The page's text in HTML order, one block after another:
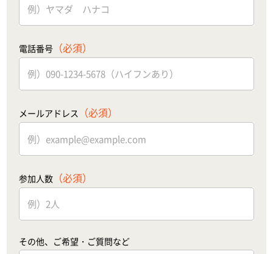
電話番号 （必須）
メールアドレス （必須）
参加人数 （必須）
その他、ご希望・ご質問など